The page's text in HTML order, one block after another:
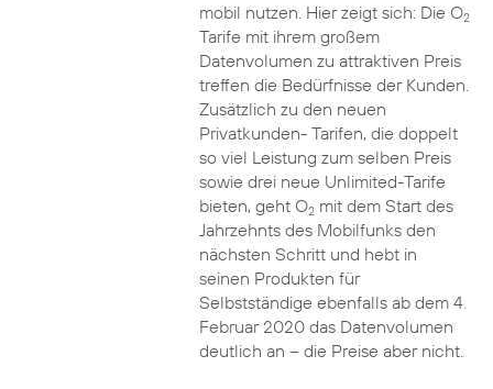
mobil nutzen. Hier zeigt sich: Die O2
Tarife mit ihrem großem
Datenvolumen zu attraktiven Preis
treffen die Bedürfnisse der Kunden.
Zusätzlich zu den neuen
Privatkunden- Tarifen, die doppelt
so viel Leistung zum selben Preis
sowie drei neue Unlimited-Tarife
bieten, geht O2mit dem Start des
Jahrzehnts des Mobilfunks den
nächsten Schritt und hebt in
seinen Produkten für
Selbstständige ebenfalls ab dem 4.
Februar 2020 das Datenvolumen
deutlich an – die Preise aber nicht.